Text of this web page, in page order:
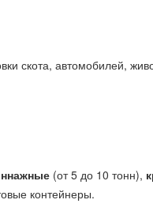
скота, автомобилей,
(от 5 до 10 тонн),
контейнеры.